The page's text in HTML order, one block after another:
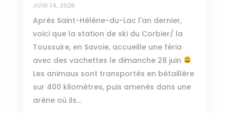
JUIN 14, 2026
Après Saint-Hélène-du-Lac l'an dernier,
voici que la station de ski du Corbier/ la
Toussuire, en Savoie, accueille une féria
avec des vachettes le dimanche 28 juin
Les animaux sont transportés en bétaillère
sur 400 kilomètres, puis amenés dans une
arène où ils...